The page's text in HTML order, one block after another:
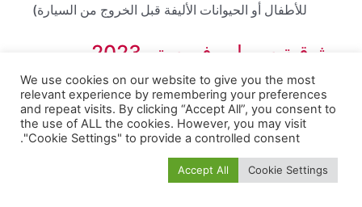
للأطفال أو الحيوانات الأليفة قبل الخروج من السيارة)
موثوقية سوبارو فورستر 2023
لم يكن لدى سوبارو فورستر 2023 درجة موثوقية متوقعة في
وقت كتابة هذا التقرير.
اختبارات التصادم لسيارة سوبارو
فورستر 2023
We use cookies on our website to give you the most
relevant experience by remembering your preferences
and repeat visits. By clicking “Accept All”, you consent to
the use of ALL the cookies. However, you may visit
"Cookie Settings" to provide a controlled consent.
Cookie Settings
Accept All